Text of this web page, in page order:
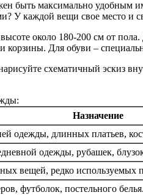
быть максимально удобным
У каждой вещи свое место и
около 180-200 см от
Для обуви –
схематичный эскиз
Назначение
одежды, длинных платьев,
одежды, рубашек,
вещей, редко используемых
футболок, постельного белья.